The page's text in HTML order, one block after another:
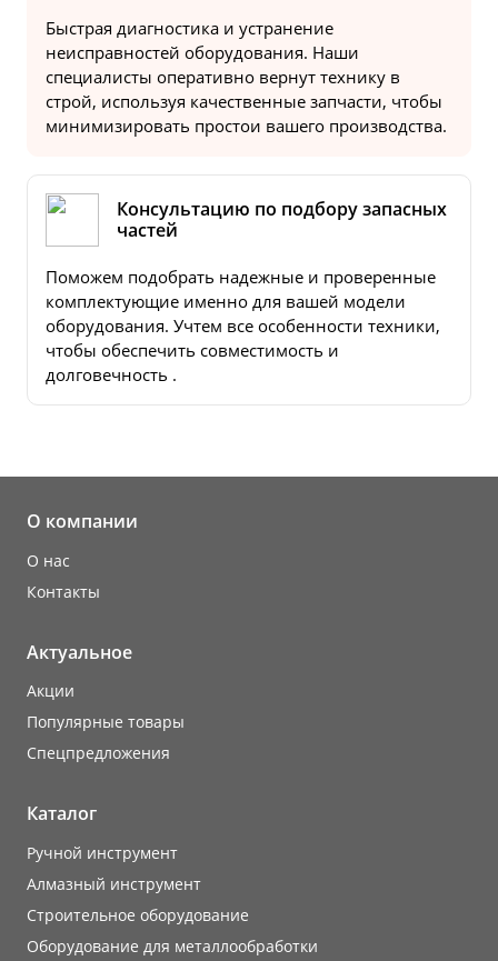
Быстрая диагностика и устранение
неисправностей оборудования. Наши
специалисты оперативно вернут технику в
строй, используя качественные запчасти, чтобы
минимизировать простои вашего производства.
Консультацию по подбору запасных
частей
Поможем подобрать надежные и проверенные
комплектующие именно для вашей модели
оборудования. Учтем все особенности техники,
чтобы обеспечить совместимость и
долговечность .
О компании
О нас
Контакты
Актуальное
Акции
Популярные товары
Cпецпредложения
Каталог
Ручной инструмент
Алмазный инструмент
Строительное оборудование
Оборудование для металлообработки